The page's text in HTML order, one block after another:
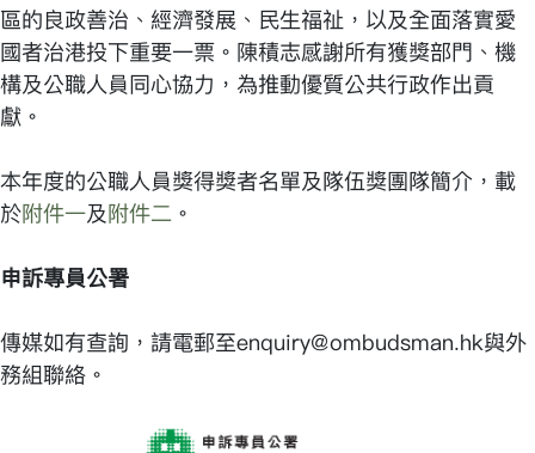
區的良政善治、經濟發展、民生福祉，以及全面落實愛
國者治港投下重要一票。陳積志感謝所有獲獎部門、機
構及公職人員同心協力，為推動優質公共行政作出貢
獻。
本年度的公職人員獎得獎者名單及隊伍獎團隊簡介，載
於附件一及附件二 。
申訴專員公署
傳媒如有查詢，請電郵至enquiry@ombudsman.hk與外
務組聯絡。